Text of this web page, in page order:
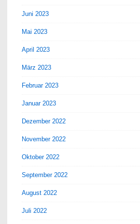
Juni 2023
Mai 2023
April 2023
März 2023
Februar 2023
Januar 2023
Dezember 2022
November 2022
Oktober 2022
September 2022
August 2022
Juli 2022